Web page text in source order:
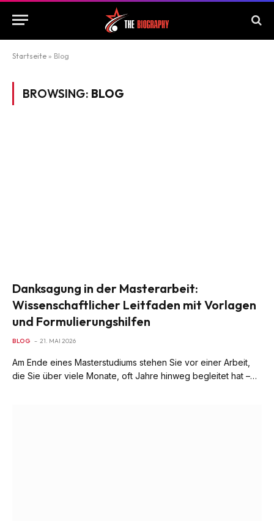
Startseite » Blog
BROWSING: BLOG
Danksagung in der Masterarbeit:
Wissenschaftlicher Leitfaden mit Vorlagen
und Formulierungshilfen
BLOG 21. MAI 2026
Am Ende eines Masterstudiums stehen Sie vor einer Arbeit,
die Sie über viele Monate, oft Jahre hinweg begleitet hat –…